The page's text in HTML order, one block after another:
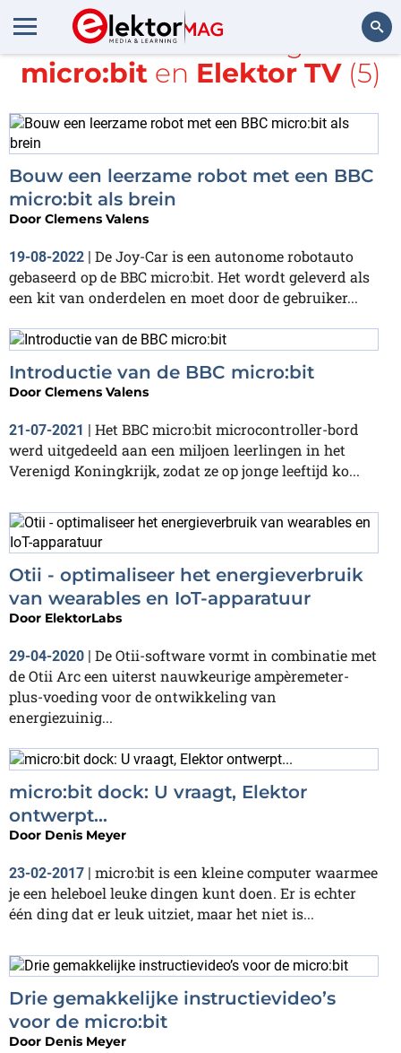
Zoeken
Alle items met de tags
BBC
micro:bit en Elektor TV(5)
Bouw een leerzame robot met een BBC
micro:bit als brein
Door Clemens Valens
19-08-2022 | De Joy-Car is een autonome robotauto
gebaseerd op de BBC micro:bit. Het wordt geleverd als
een kit van onderdelen en moet door de gebruiker...
Introductie van de BBC micro:bit
Door Clemens Valens
21-07-2021 | Het BBC micro:bit microcontroller-bord
werd uitgedeeld aan een miljoen leerlingen in het
Verenigd Koningkrijk, zodat ze op jonge leeftijd ko...
Otii - optimaliseer het energieverbruik
van wearables en IoT-apparatuur
Door ElektorLabs
29-04-2020 | De Otii-software vormt in combinatie met
de Otii Arc een uiterst nauwkeurige ampèremeter-
plus-voeding voor de ontwikkeling van
energiezuinig...
micro:bit dock: U vraagt, Elektor
ontwerpt...
Door Denis Meyer
23-02-2017 | micro:bit is een kleine computer waarmee
je een heleboel leuke dingen kunt doen. Er is echter
één ding dat er leuk uitziet, maar het niet is...
Drie gemakkelijke instructievideo’s
voor de micro:bit
Door Denis Meyer